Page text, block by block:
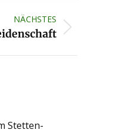
NÄCHSTES
Stetten-